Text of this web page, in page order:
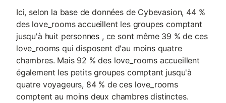
Ici, selon la base de données de Cybevasion, 44 %
des love_rooms accueillent les groupes comptant
jusqu'à huit personnes , ce sont même 39 % de ces
love_rooms qui disposent d'au moins quatre
chambres. Mais 92 % des love_rooms accueillent
également les petits groupes comptant jusqu'à
quatre voyageurs, 84 % de ces love_rooms
comptent au moins deux chambres distinctes.